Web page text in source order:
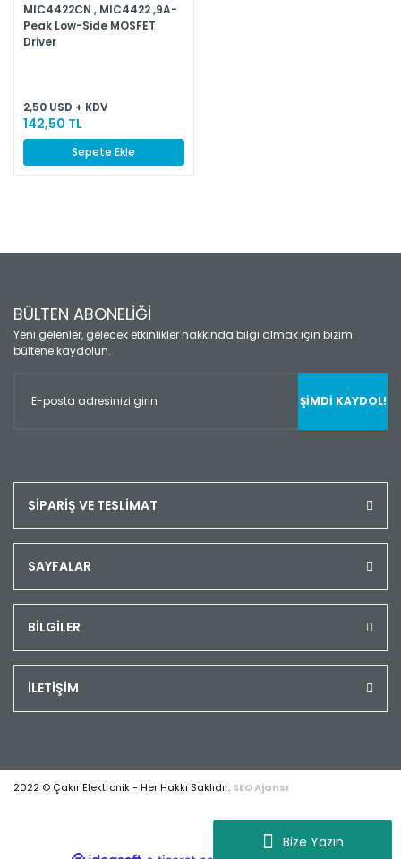
Bize Yazın
MIC4422CN , MIC4422 ,9A-
Peak Low-Side MOSFET
Driver
2,50 USD + KDV
142,50 TL
Sepete Ekle
BÜLTEN ABONELİĞİ
Yeni gelenler, gelecek etkinlikler hakkında bilgi almak için bizim
bültene kaydolun.
ŞİMDİ KAYDOL!
SİPARİŞ VE TESLİMAT
SAYFALAR
BİLGİLER
İLETİŞİM
2022 © Çakır Elektronik - Her Hakkı Saklıdır. SEO Ajansı